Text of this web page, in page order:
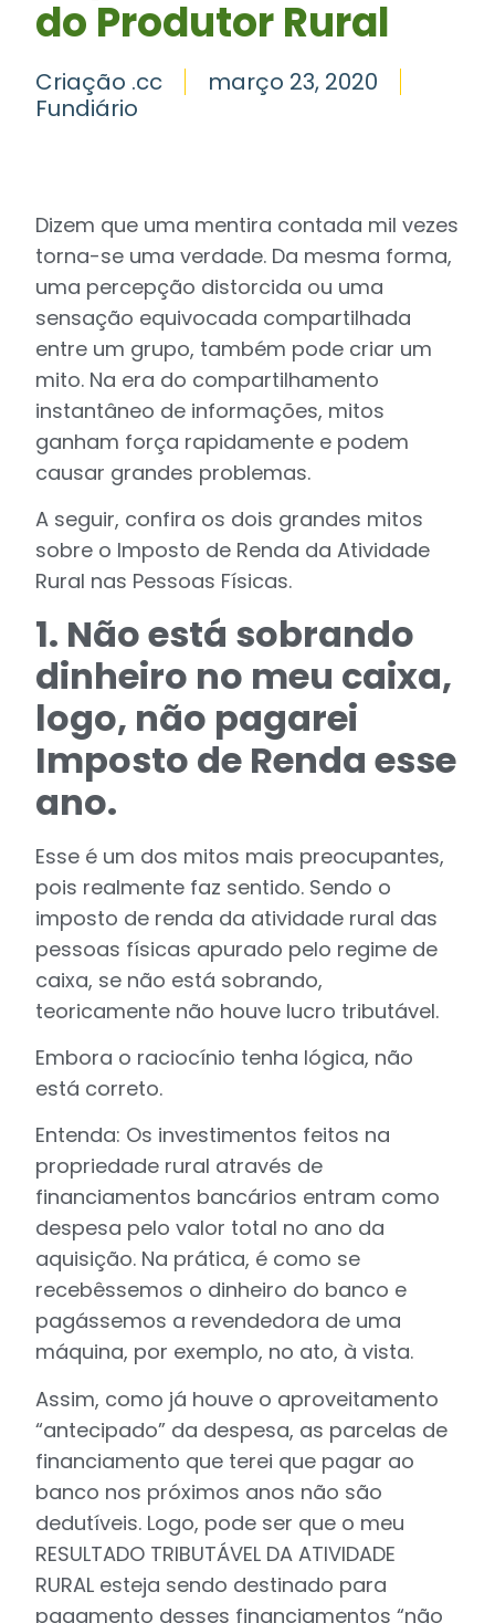
do Produtor Rural
Criação .cc
março 23, 2020
Fundiário
Dizem que uma mentira contada mil vezes
torna-se uma verdade. Da mesma forma,
uma percepção distorcida ou uma
sensação equivocada compartilhada
entre um grupo, também pode criar um
mito. Na era do compartilhamento
instantâneo de informações, mitos
ganham força rapidamente e podem
causar grandes problemas.
A seguir, confira os dois grandes mitos
sobre o Imposto de Renda da Atividade
Rural nas Pessoas Físicas.
1. Não está sobrando
dinheiro no meu caixa,
logo, não pagarei
Imposto de Renda esse
ano.
Esse é um dos mitos mais preocupantes,
pois realmente faz sentido. Sendo o
imposto de renda da atividade rural das
pessoas físicas apurado pelo regime de
caixa, se não está sobrando,
teoricamente não houve lucro tributável.
Embora o raciocínio tenha lógica, não
está correto.
Entenda: Os investimentos feitos na
propriedade rural através de
financiamentos bancários entram como
despesa pelo valor total no ano da
aquisição. Na prática, é como se
recebêssemos o dinheiro do banco e
pagássemos a revendedora de uma
máquina, por exemplo, no ato, à vista.
Assim, como já houve o aproveitamento
“antecipado” da despesa, as parcelas de
financiamento que terei que pagar ao
banco nos próximos anos não são
dedutíveis. Logo, pode ser que o meu
RESULTADO TRIBUTÁVEL DA ATIVIDADE
RURAL esteja sendo destinado para
pagamento desses financiamentos “não